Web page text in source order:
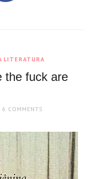
LITERATURA
the fuck are
6 COMMENTS